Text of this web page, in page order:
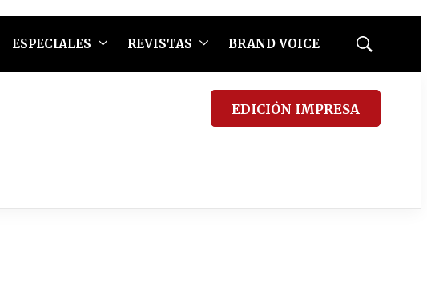
ESPECIALES REVISTAS BRAND VOICE
Mostrar
EDICIÓN IMPRESA